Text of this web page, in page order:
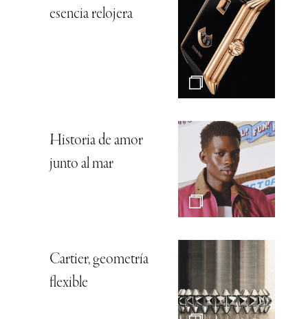
esencia relojera
Historia de amor
junto al mar
Cartier, geometría
flexible